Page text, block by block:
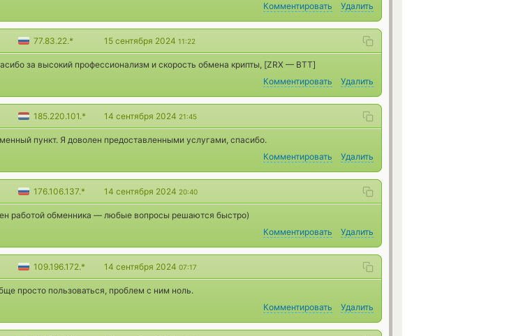
Комментировать
Удалить
77.83.22.* 15 сентября 2024 11:22
за высокий профессионализм и скорость обмена крипты, [ZRX — BTT]
Комментировать
Удалить
185.220.101.* 14 сентября 2024 21:45
пункт. Я доволен предоставленными услугами, спасибо.
Комментировать
Удалить
176.106.137.* 14 сентября 2024 20:40
работой обменника — любые вопросы решаются быстро)
Комментировать
Удалить
109.196.172.* 14 сентября 2024 07:17
просто пользоваться, проблем с ним ноль.
Комментировать
Удалить